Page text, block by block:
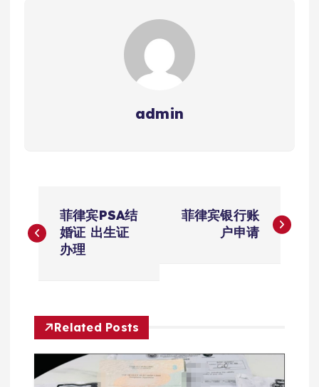
admin
章
航
菲律宾PSA结
婚证 出生证
办理
菲律宾银行账
户申请
Related Posts